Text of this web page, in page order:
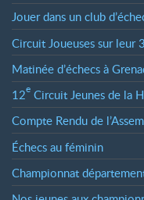
Jouer dans un club
Circuit Joueuses sur leur
Matinée d’échecs à
12e Circuit Jeunes de la
Compte Rendu de
Échecs au féminin
Championnat